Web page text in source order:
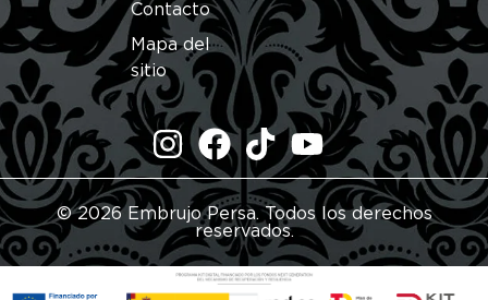
Contacto
Mapa del
sitio
© 2026 Embrujo Persa. Todos los derechos
reservados.